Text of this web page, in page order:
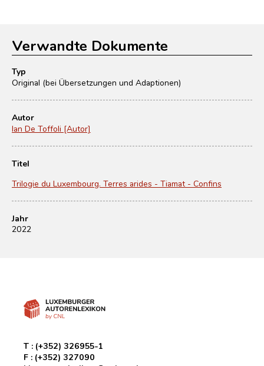
Verwandte Dokumente
Typ
Original (bei Übersetzungen und Adaptionen)
Autor
Ian De Toffoli [Autor]
Titel
Trilogie du Luxembourg. Terres arides - Tiamat - Confins
Jahr
2022
T : (+352) 326955-1
F : (+352) 327090